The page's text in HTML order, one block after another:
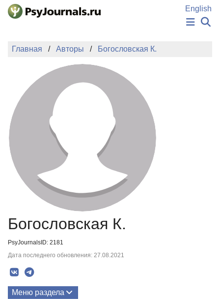
Перейти к основному содержанию
English
НОВОСТИ
АВТОРЫ
ПОДАТЬ РУКОПИСЬ
БАЗА ЗНАНИЙ
КЛЮЧЕВЫЕ СЛОВА
Регистрация
Главная Авторы Богословская К.
Богословская К.
PsyJournalsID: 2181
Дата последнего обновления: 27.08.2021
Меню раздела